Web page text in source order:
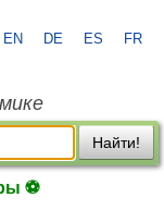
EN DE ES FR
Найти!
⚽